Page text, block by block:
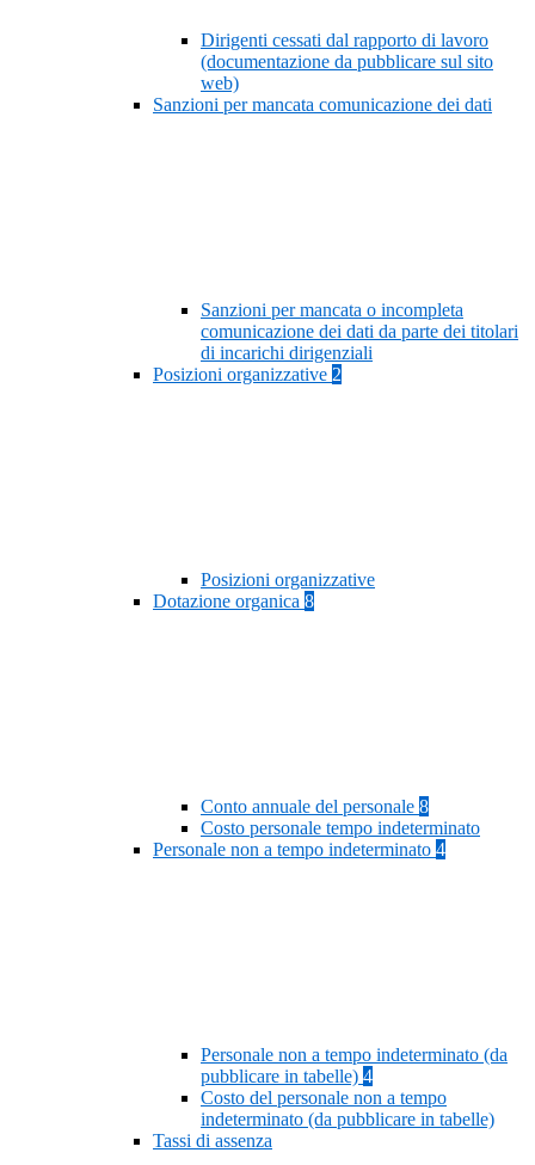
Dirigenti cessati dal rapporto di lavoro
(documentazione da pubblicare sul sito
web)
Sanzioni per mancata comunicazione dei dati
Sanzioni per mancata o incompleta
comunicazione dei dati da parte dei titolari
di incarichi dirigenziali
Posizioni organizzative 2
Posizioni organizzative
Dotazione organica 8
Conto annuale del personale 8
Costo personale tempo indeterminato
Personale non a tempo indeterminato 4
Personale non a tempo indeterminato (da
pubblicare in tabelle) 4
Costo del personale non a tempo
indeterminato (da pubblicare in tabelle)
Tassi di assenza